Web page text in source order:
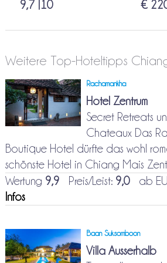
9,7 |10 €
Weitere Top-Hoteltipps
Rachamankha
Hotel Zentrum
Secret Retreats
Chateaux Das
Boutique Hotel dürfte das wohl
schönste Hotel in Chiang Mais
Wertung 9,9 Preis/Leist: 9,0ab
Infos
Baan Suksomboon
Villa Ausserhalb